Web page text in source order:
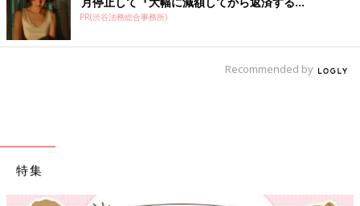
PR(渋谷法務総合事務所)
Recommended by
特集